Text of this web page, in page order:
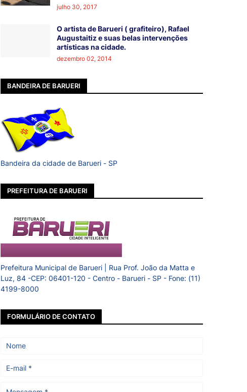
julho 30, 2017
O artista de Barueri ( grafiteiro), Rafael
Augustaitiz e suas belas intervenções
artísticas na cidade.
dezembro 02, 2014
BANDEIRA DE BARUERI
Bandeira da cidade de Barueri - SP
PREFEITURA DE BARUERI
Prefeitura Municipal de Barueri | Rua Prof. João da Matta e
Luz, 84 -CEP: 06401-120 - Centro - Barueri - SP - Fone: (11)
4199-8000
FORMULÁRIO DE CONTATO